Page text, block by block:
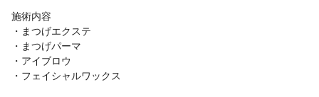
施術内容
・まつげエクステ
・まつげパーマ
・アイブロウ
・フェイシャルワックス